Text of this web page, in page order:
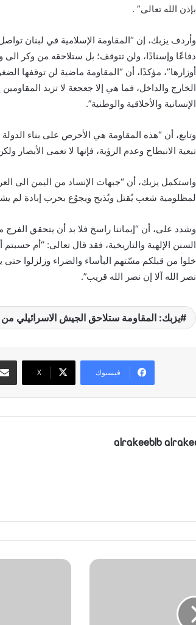
بإذن الله تعالى” .
وأردف يزبك، إن “المقاومة الإسلامية في لبنان
دفاعًا وإسنادًا، ولن تتوقف؛ بل ستلاحقه من وكر
أوزارها”، مؤكدًا، أن “المقاومة ماضية لن توقفها
الخارج والداخل، فما هي إلا جعجعة لا تزيد المقاومين
الإنسانية والأخلاقية والوطنية”.
وتابع، أن “هذه المقاومة هي الأحرص على بناء
تبعية الانبطاح وعدم الرؤية، فإنها لا تعمى الأبصار
واستكمل يزبك، أن “جبهات الإنساد من اليمن الى
لمظلومية شعب يُقتل ويُذبح ويجوُع بحرب إبادة لم
وشدد على، أن “إيماننا راسخ فلا بد أن يتحقق
السنن الإلهية والتاريخية، فقد قال تعالى: “أم حسبتم
خلوا من قبلكم مسّتهم البأساء والضراء وزلزلوا
نصر الله آلا إن نصر الله قريب”.
يزبك: المقاومة ستلاحق الجيش الاسرائيلي
فيسبوك X
alrakeeblb